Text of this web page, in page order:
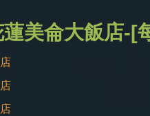
美侖大飯店-[